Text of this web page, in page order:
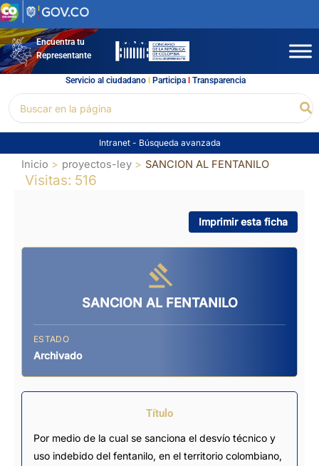
Ir
al
contenidoEncuentra tu
Representante
Servicio al ciudadano l Participal Transparencia
por:
Intranet - Búsqueda avanzada
Inicio proyectos-ley SANCION AL FENTANILO
Visitas: 516
Imprimir esta ficha
SANCION AL FENTANILO
ESTADO
Archivado
Título
Por medio de la cual se sanciona el desvío técnico y
uso indebido del fentanilo, en el territorio colombiano,